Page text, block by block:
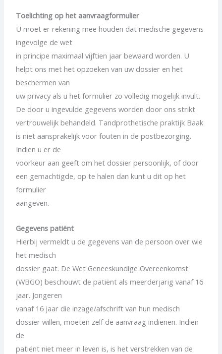
Toelichting op het aanvraagformulier
U moet er rekening mee houden dat medische gegevens
ingevolge de wet
in principe maximaal vijftien jaar bewaard worden. U
helpt ons met het opzoeken van uw dossier en het
beschermen van
uw privacy als u het formulier zo volledig mogelijk invult.
De door u ingevulde gegevens worden door ons strikt
vertrouwelijk behandeld. Tandprothetische praktijk Baak
is niet aansprakelijk voor fouten in de postbezorging.
Indien u er de
voorkeur aan geeft om het dossier persoonlijk, of door
een gemachtigde, op te halen dan kunt u dit op het
formulier
aangeven.
Gegevens patiënt
Hierbij vermeldt u de gegevens van de persoon over wie
het medisch
dossier gaat. De Wet Geneeskundige Overeenkomst
(WBGO) beschouwt de patiënt als meerderjarig vanaf 16
jaar. Jongeren
vanaf 16 jaar die inzage/afschrift van hun medisch
dossier willen, moeten zelf de aanvraag indienen. Indien
de
patiënt niet meer in leven is, is het verstrekken van de